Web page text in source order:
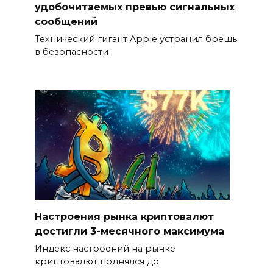
удобочитаемых превью сигнальных
сообщений
Технический гигант Apple устранил брешь
в безопасности
Настроения рынка криптовалют
достигли 3-месячного максимума
Индекс настроений на рынке
криптовалют поднялся до